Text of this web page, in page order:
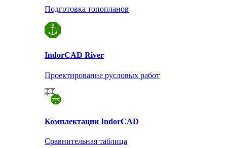
Подготовка топопланов
IndorCAD River
Проектирование русловых работ
Комплектации IndorCAD
Сравнительная таблица